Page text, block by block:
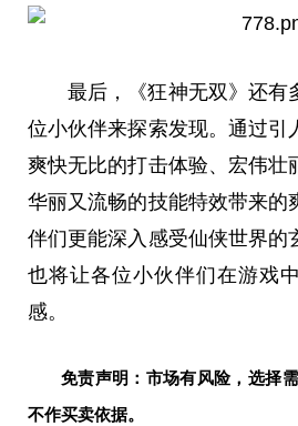
最后，《狂神无双》还有
位小伙伴来探索发现。通过引
爽快无比的打击体验、宏伟壮
华丽又流畅的技能特效带来的
伴们更能深入感受仙侠世界的
也将让各位小伙伴们在游戏
感。
免责声明：市场有风险，选择
不作买卖依据。